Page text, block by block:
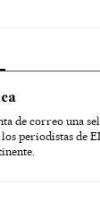
de correo una
periodistas de